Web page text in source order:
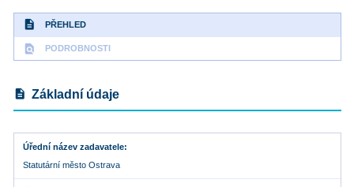
description PŘEHLED
find_in_page PODROBNOSTI
description Základní údaje
Úřední název zadavatele
Statutární město Ostrava